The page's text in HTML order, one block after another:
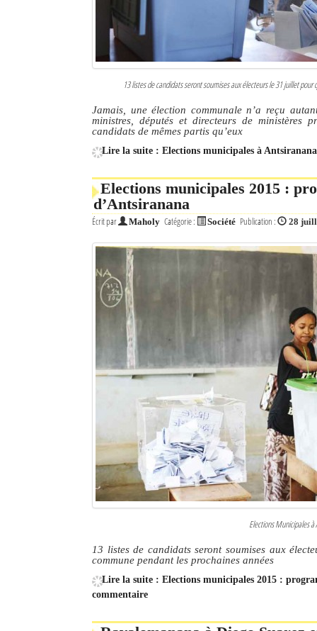
13 listes de candidats seront soumises aux électeurs le 31 juillet
Jamais, une élection communale n’a reçu
ministres, députés et directeurs de ministères
candidats de mêmes partis qu’eux
Lire la suite : Elections municipales à
Elections municipales 2015 :
d’Antsiranana
Écrit par Maholy Catégorie : Société Publication : 28
Elections Municipales à
13 listes de candidats seront soumises aux
commune pendant les prochaines années
Lire la suite : Elections municipales 2015 :
commentaire